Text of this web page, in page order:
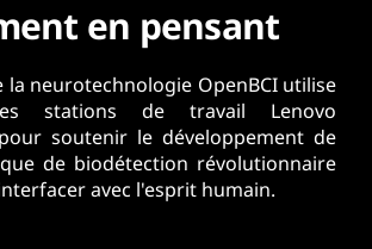
en pensant
la neurotechnologie OpenBCI utilise
stations de travail Lenovo
soutenir le développement de
de biodétection révolutionnaire
avec l'esprit humain.